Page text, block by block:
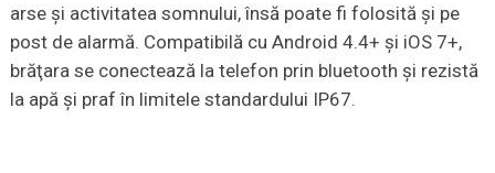
arse şi activitatea somnului, însă poate fi folosită şi pe
post de alarmă. Compatibilă cu Android 4.4+ şi iOS 7+,
brăţara se conectează la telefon prin bluetooth şi rezistă
la apă şi praf în limitele standardului IP67.